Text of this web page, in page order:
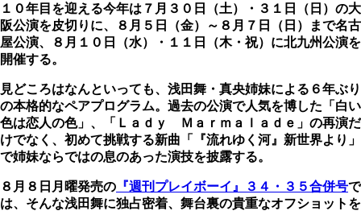
１０年目を迎える今年は７月３０日（土）・３１日（日）の大
阪公演を皮切りに、８月５日（金）～８月７日（日）まで名古
屋公演、８月１０日（水）・１１日（木・祝）に北九州公演を
開催する。
見どころはなんといっても、浅田舞・真央姉妹による６年ぶり
の本格的なペアプログラム。過去の公演で人気を博した「白い
色は恋人の色」、「Ｌａｄｙ Ｍａｒｍａｌａｄｅ」の再演だ
けでなく、初めて挑戦する新曲「『流れゆく河』新世界より」
で姉妹ならではの息のあった演技を披露する。
８月８日月曜発売の 『週刊プレイボーイ』３４・３５合併号で
は、そんな浅田舞に独占密着、舞台裏の貴重なオフショットを